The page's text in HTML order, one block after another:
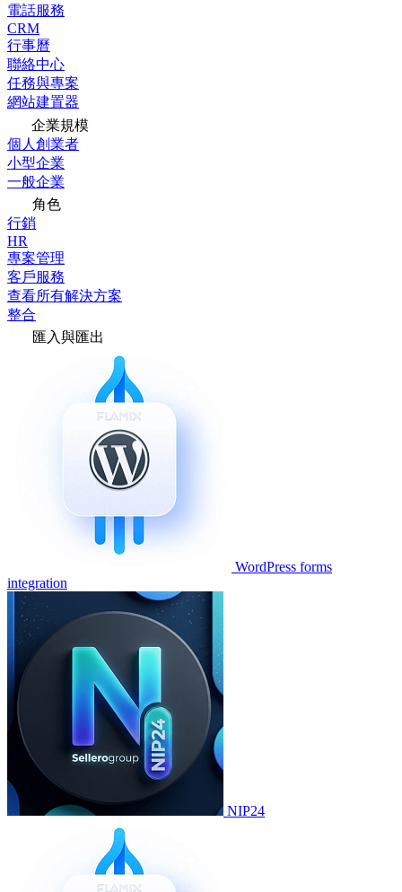
電話服務
CRM
行事曆
聯絡中心
任務與專案
網站建置器
企業規模
個人創業者
小型企業
一般企業
角色
行銷
HR
專案管理
客戶服務
查看所有解決方案
整合
匯入與匯出
WordPress forms
integration
NIP24